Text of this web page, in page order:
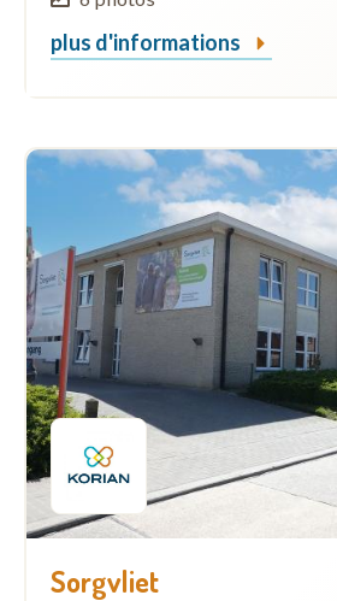
plus d'informations
Sorgvliet